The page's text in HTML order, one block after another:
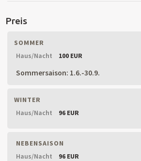
Preis
SOMMER
Haus/Nacht
100 EUR
Sommersaison: 1.6.-30.9.
WINTER
Haus/Nacht
96 EUR
NEBENSAISON
Haus/Nacht
96 EUR